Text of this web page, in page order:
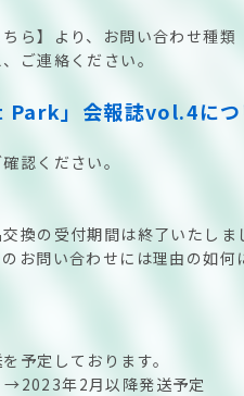
ら】より、お問い合わせ種類
ご連絡ください。
」会報誌vol.4につ
認ください。
換の受付期間は終了いたしま
お問い合わせには理由の如何
予定しております。
年2月以降発送予定